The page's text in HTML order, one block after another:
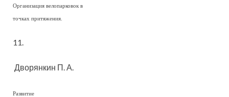
Организация велопарковок в
точках притяжения.
11.
Дворянкин П. А.
Развитие